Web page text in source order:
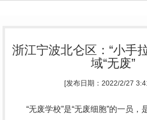
浙江宁波北仑区：“小手
域“无废”
[发布日期：2022/2/27
“无废学校”是“无废细胞”的一员，